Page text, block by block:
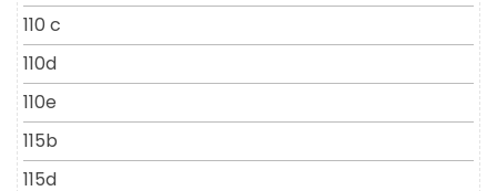
110 c
110d
110e
115b
115d